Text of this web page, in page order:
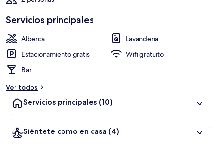
Servicios principales
Alberca
Lavandería
Estacionamiento gratis
Wifi gratuito
Bar
Ver todos
Servicios principales (10)
Siéntete como en casa (4)